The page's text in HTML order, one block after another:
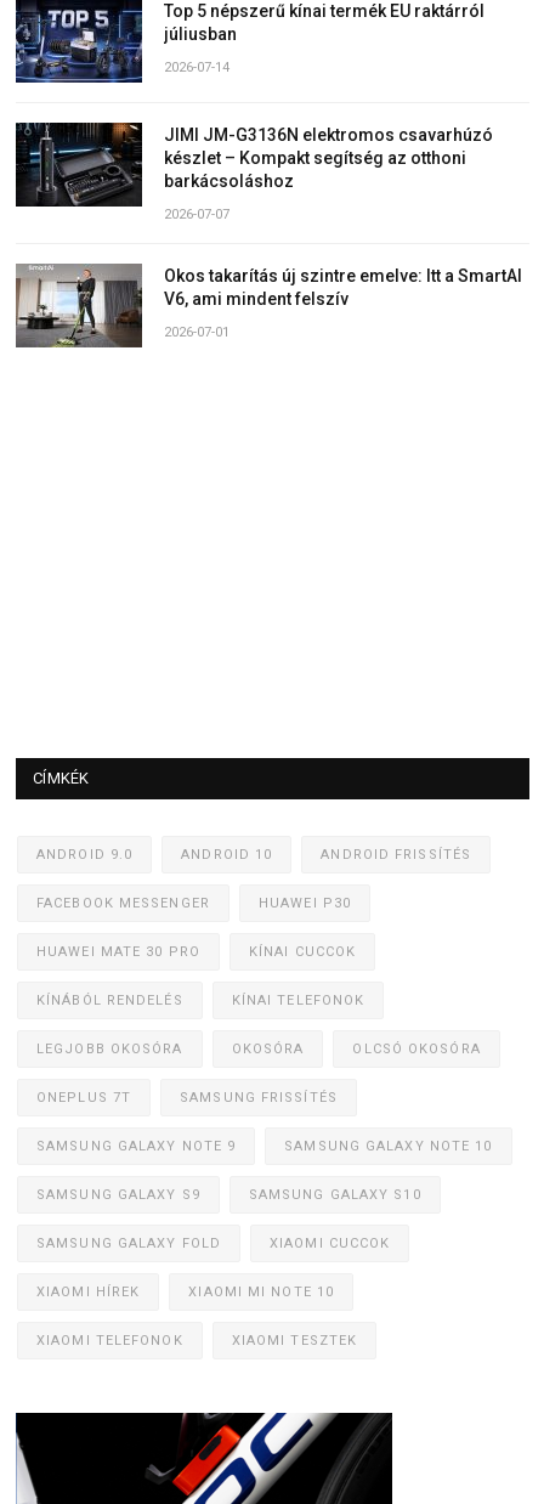
Top 5 népszerű kínai termék EU raktárról
júliusban
2026-07-14
JIMI JM-G3136N elektromos csavarhúzó
készlet – Kompakt segítség az otthoni
barkácsoláshoz
2026-07-07
Okos takarítás új szintre emelve: Itt a SmartAI
V6, ami mindent felszív
2026-07-01
CÍMKÉK
ANDROID 9.0 ANDROID 10 ANDROID FRISSÍTÉS
FACEBOOK MESSENGER HUAWEI P30
HUAWEI MATE 30 PRO KÍNAI CUCCOK
KÍNÁBÓL RENDELÉS KÍNAI TELEFONOK
LEGJOBB OKOSÓRA OKOSÓRA OLCSÓ OKOSÓRA
ONEPLUS 7T SAMSUNG FRISSÍTÉS
SAMSUNG GALAXY NOTE 9 SAMSUNG GALAXY NOTE 10
SAMSUNG GALAXY S9 SAMSUNG GALAXY S10
SAMSUNG GALAXY FOLD XIAOMI CUCCOK
XIAOMI HÍREK XIAOMI MI NOTE 10
XIAOMI TELEFONOK XIAOMI TESZTEK